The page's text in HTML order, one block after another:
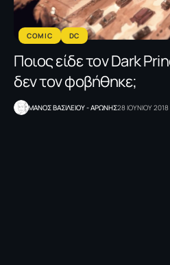
COMIC DC
Ποιος είδε τον Dark
δεν τον φοβήθηκε;
ΜΑΝΟΣ ΒΑΣΙΛΕΙΟΥ - ΑΡΩΝΗΣ28 ΙΟΥΝΙΟΥ 2018